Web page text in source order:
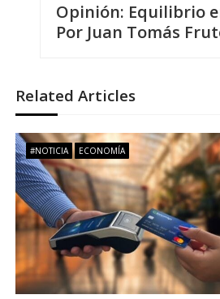
e
g
a
c
i
Opinión: Equilibrio
Por Juan Tomás
Related Articles
#NOTICIA ECONOMÍA